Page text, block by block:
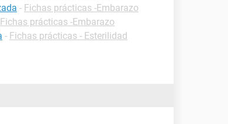
- Fichas prácticas -Embarazo
Fichas prácticas -Embarazo
- Fichas prácticas - Esterilidad